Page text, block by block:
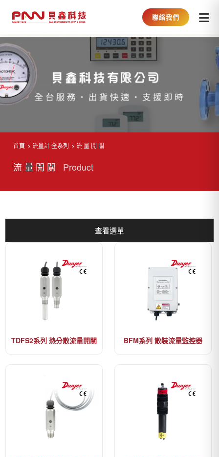
聯絡我們
首頁 流量計 全系列 流 量 開 關
流 量 開 關 Product
TDFS2系列 熱分散流量開關 BFM系列 散裝流量監控器
查看選單